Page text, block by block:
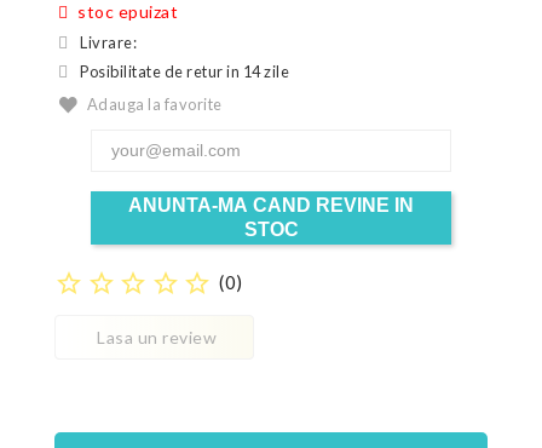
stoc epuizat
Livrare:
Posibilitate de retur in 14 zile
Adauga la favorite
ANUNTA-MA CAND REVINE IN
STOC
star_border star_border star_border star_border star_border (0)
Lasa un review